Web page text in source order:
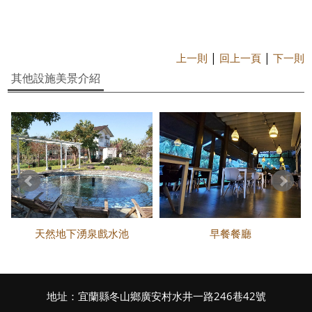
上一則 | 回上一頁| 下一則
其他設施美景介紹
天然地下湧泉戲水池 早餐餐廳
地址：宜蘭縣冬山鄉廣安村水井一路246巷42號